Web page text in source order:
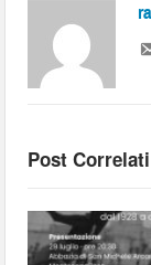
Post Correlati